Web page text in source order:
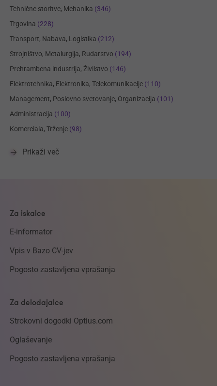
Tehnične storitve, Mehanika (346)
Trgovina (228)
Transport, Nabava, Logistika (212)
Strojništvo, Metalurgija, Rudarstvo (194)
Prehrambena industrija, Živilstvo (146)
Elektrotehnika, Elektronika, Telekomunikacije (110)
Management, Poslovno svetovanje, Organizacija (101)
Administracija (100)
Komerciala, Trženje (98)
Prikaži več
Za iskalce
E-informator
Vpis v Bazo CV-jev
Pogosto zastavljena vprašanja
Za delodajalce
Strokovni dogodki Optius.com
Oglaševanje
Pogosto zastavljena vprašanja